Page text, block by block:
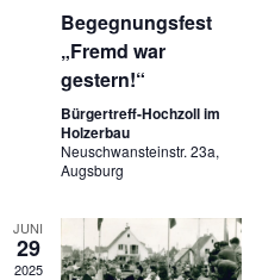
Begegnungsfest
„Fremd war
gestern!“
Bürgertreff-Hochzoll im
Holzerbau
Neuschwansteinstr. 23a,
Augsburg
JUNI
29
2025